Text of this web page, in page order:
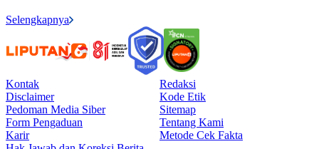
Selengkapnya
Kontak
Redaksi
Disclaimer
Kode Etik
Pedoman Media Siber
Sitemap
Form Pengaduan
Tentang Kami
Karir
Metode Cek Fakta